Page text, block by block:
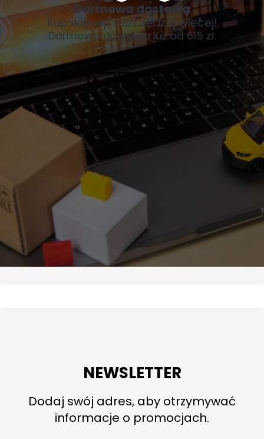
Darmowa dostawa
Kup więcej i oszczędzaj więcej!
Darmowa dostawa już od 615 zł.
NEWSLETTER
Dodaj swój adres, aby otrzymywać
informacje o promocjach.